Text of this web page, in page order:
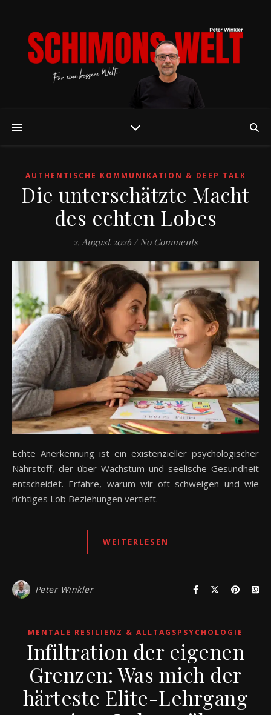
AUTHENTISCHE KOMMUNIKATION & DEEP TALK
Die unterschätzte Macht
des echten Lobes
2. August 2026 / No Comments
Echte Anerkennung ist ein existenzieller psychologischer
Nährstoff, der über Wachstum und seelische Gesundheit
entscheidet. Erfahre, warum wir oft schweigen und wie
richtiges Lob Beziehungen vertieft.
WEITERLESEN
Peter Winkler
MENTALE RESILIENZ & ALLTAGSPSYCHOLOGIE
Infiltration der eigenen
Grenzen: Was mich der
härteste Elite-Lehrgang